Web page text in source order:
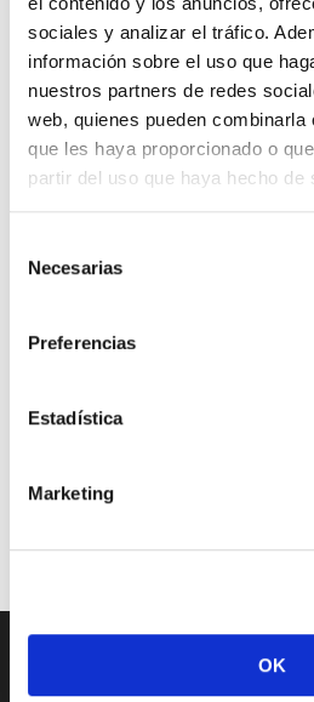
sociales y analizar el tráfico.
información sobre el uso que
nuestros partners de redes
web, quienes pueden combinarla
que les haya proporcionado o
partir del uso que haya hecho de
Necesarias
Preferencias
Estadística
Marketing
OK
Logí­stica
Managed Services
Marketing
RRHH
No job listings found.